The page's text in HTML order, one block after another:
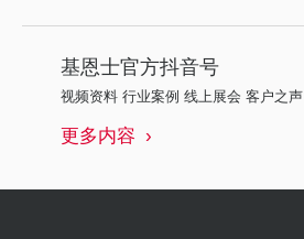
基恩士官方抖音号
视频资料 行业案例 线上展会 客户之声
更多内容